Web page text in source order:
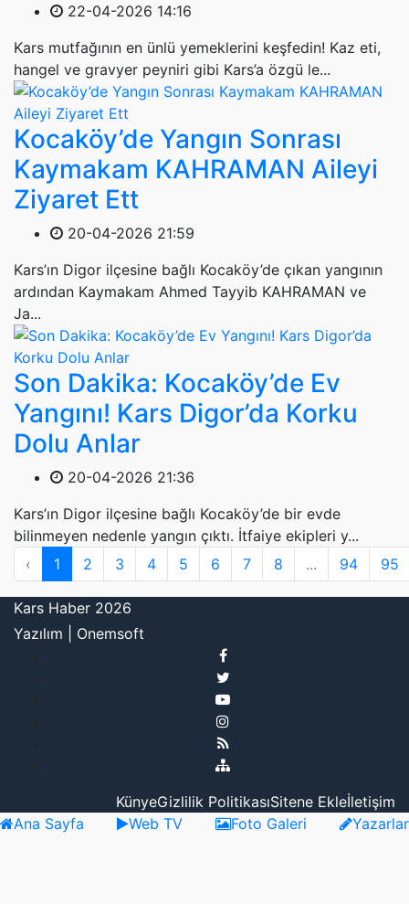
22-04-2026 14:16
Kars mutfağının en ünlü yemeklerini keşfedin! Kaz eti,
hangel ve gravyer peyniri gibi Kars’a özgü le...
Kocaköy’de Yangın Sonrası
Kaymakam KAHRAMAN Aileyi
Ziyaret Ett
20-04-2026 21:59
Kars’ın Digor ilçesine bağlı Kocaköy’de çıkan yangının
ardından Kaymakam Ahmed Tayyib KAHRAMAN ve
Ja...
Son Dakika: Kocaköy’de Ev
Yangını! Kars Digor’da Korku
Dolu Anlar
20-04-2026 21:36
Kars’ın Digor ilçesine bağlı Kocaköy’de bir evde
bilinmeyen nedenle yangın çıktı. İtfaiye ekipleri y...
‹
1 2 3 4 5 6 7 8 ... 94 95
Kars Haber 2026
Yazılım | Onemsoft
KünyeGizlilik PolitikasıSitene Ekleİletişim
Ana Sayfa
Web TV Foto Galeri Yazarlar